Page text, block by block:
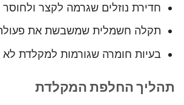
חדירת נוזלים שגרמה לקצר
תקלה חשמלית שמשבשת את
בעיות חומרה שגורמות למקלדת לא
תהליך החלפת המקלדת